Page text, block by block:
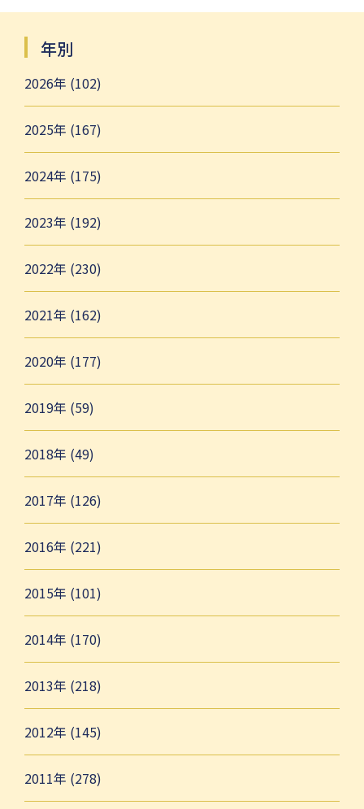
年別
2026年 (102)
2025年 (167)
2024年 (175)
2023年 (192)
2022年 (230)
2021年 (162)
2020年 (177)
2019年 (59)
2018年 (49)
2017年 (126)
2016年 (221)
2015年 (101)
2014年 (170)
2013年 (218)
2012年 (145)
2011年 (278)